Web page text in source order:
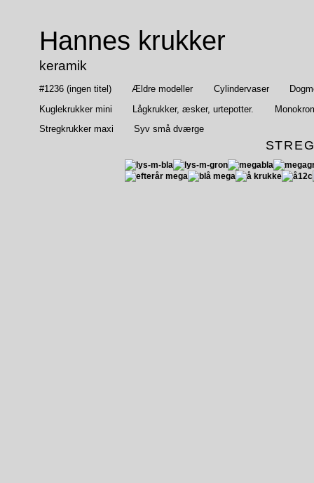
Hannes krukker
keramik
#1236 (ingen titel) Ældre modeller Cylindervaser
Kuglekrukker mini
Lågkrukker, æsker, urtepotter.
Stregkrukker maxi
Syv små dværge